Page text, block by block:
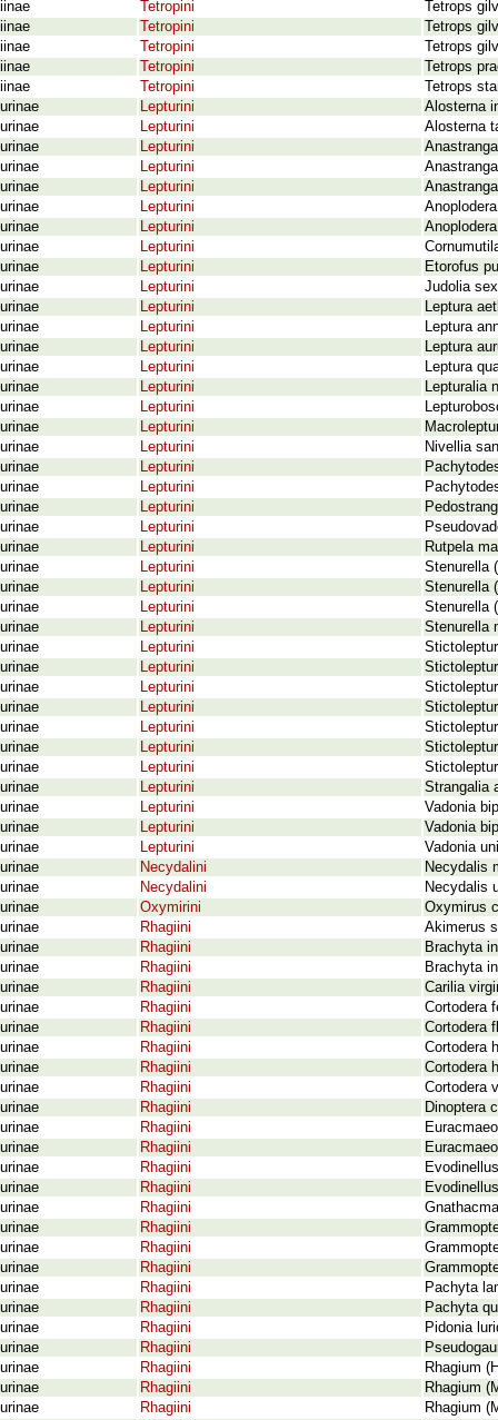
Tetropini
Tetrops
Tetropini
Tetrops
Tetropini
Tetrops
Tetropini
Tetrops
Tetropini
Tetrops
Lepturini
Alosterna
Lepturini
Alosterna
Lepturini
Lepturini
Lepturini
Lepturini
Lepturini
Lepturini
Lepturini
Etorofus
Lepturini
Judolia
Lepturini
Leptura
Lepturini
Leptura
Lepturini
Leptura
Lepturini
Leptura
Lepturini
Lepturalia
Lepturini
Lepturini
Lepturini
Nivellia
Lepturini
Lepturini
Lepturini
Lepturini
Lepturini
Rutpela
Lepturini
Stenurella
Lepturini
Stenurella
Lepturini
Stenurella
Lepturini
Stenurella
Lepturini
Lepturini
Lepturini
Lepturini
Lepturini
Lepturini
Lepturini
Lepturini
Strangalia
Lepturini
Vadonia
Lepturini
Vadonia
Lepturini
Vadonia
Necydalini
Necydalis
Necydalini
Necydalis
Oxymirini
Oxymirus
Rhagiini
Akimerus
Rhagiini
Brachyta
Rhagiini
Brachyta
Rhagiini
Carilia
Rhagiini
Cortodera
Rhagiini
Cortodera
Rhagiini
Cortodera
Rhagiini
Cortodera
Rhagiini
Cortodera
Rhagiini
Dinoptera
Rhagiini
Rhagiini
Rhagiini
Rhagiini
Rhagiini
Rhagiini
Rhagiini
Rhagiini
Rhagiini
Pachyta
Rhagiini
Pachyta
Rhagiini
Pidonia
Rhagiini
Rhagiini
Rhagium
Rhagiini
Rhagium
Rhagiini
Rhagium